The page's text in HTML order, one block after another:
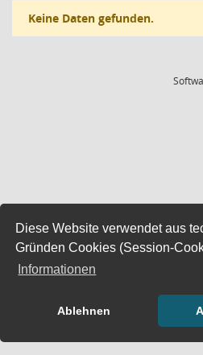
Diese Website verwendet aus
Gründen Cookies (Session-
Informationen
Ablehnen
Keine Daten gefunden.